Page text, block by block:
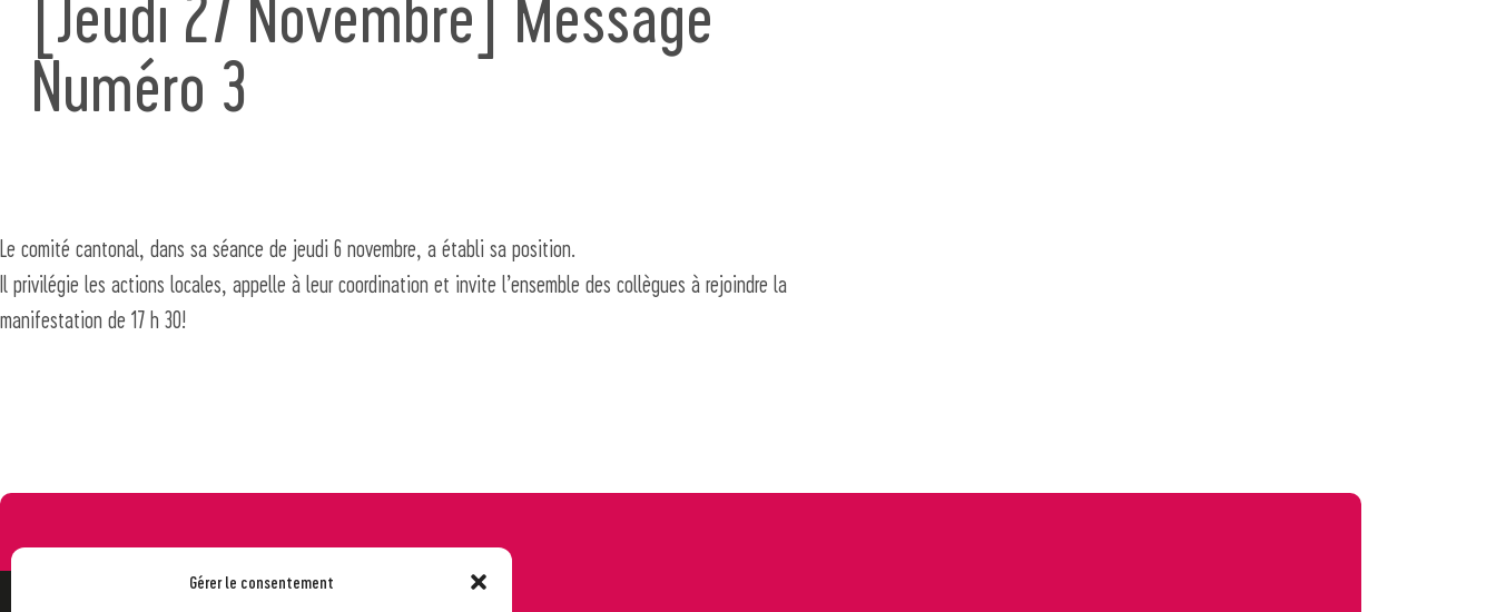
Gérer le consentement
Numéro 3
Le comité cantonal, dans sa séance de jeudi 6 novembre, a établi sa position.
Il privilégie les actions locales, appelle à leur coordination et invite l’ensemble des collègues à rejoindre la
manifestation de 17 h 30!